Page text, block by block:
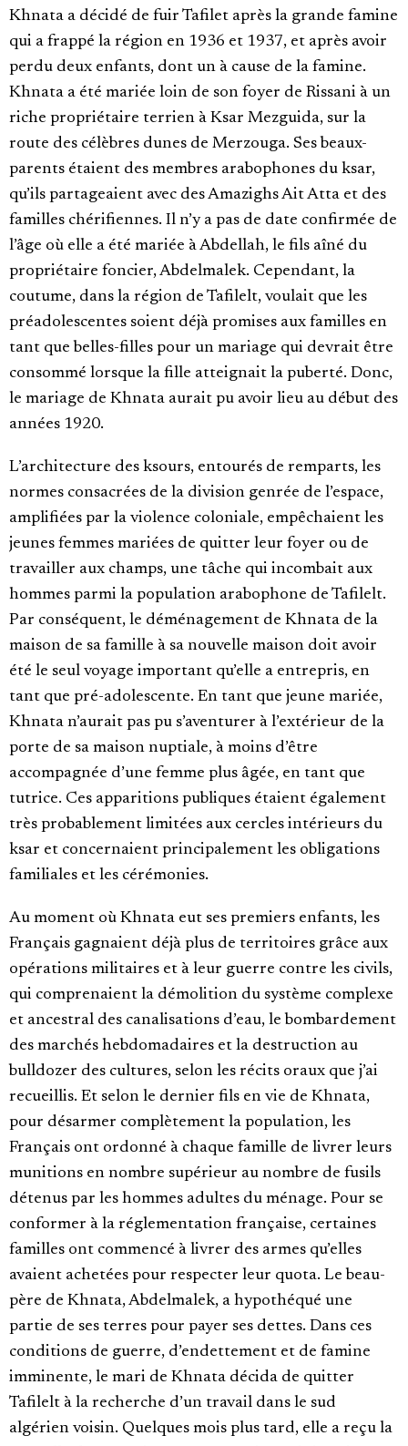
Khnata a décidé de fuir Tafilet après la grande famine
qui a frappé la région en 1936 et 1937, et après avoir
perdu deux enfants, dont un à cause de la famine.
Khnata a été mariée loin de son foyer de Rissani à un
riche propriétaire terrien à Ksar Mezguida, sur la
route des célèbres dunes de Merzouga. Ses beaux-
parents étaient des membres arabophones du ksar,
qu’ils partageaient avec des Amazighs Ait Atta et des
familles chérifiennes. Il n’y a pas de date confirmée de
l’âge où elle a été mariée à Abdellah, le fils aîné du
propriétaire foncier, Abdelmalek. Cependant, la
coutume, dans la région de Tafilelt, voulait que les
préadolescentes soient déjà promises aux familles en
tant que belles-filles pour un mariage qui devrait être
consommé lorsque la fille atteignait la puberté. Donc,
le mariage de Khnata aurait pu avoir lieu au début des
années 1920.
L’architecture des ksours, entourés de remparts, les
normes consacrées de la division genrée de l’espace,
amplifiées par la violence coloniale, empêchaient les
jeunes femmes mariées de quitter leur foyer ou de
travailler aux champs, une tâche qui incombait aux
hommes parmi la population arabophone de Tafilelt.
Par conséquent, le déménagement de Khnata de la
maison de sa famille à sa nouvelle maison doit avoir
été le seul voyage important qu’elle a entrepris, en
tant que pré-adolescente. En tant que jeune mariée,
Khnata n’aurait pas pu s’aventurer à l’extérieur de la
porte de sa maison nuptiale, à moins d’être
accompagnée d’une femme plus âgée, en tant que
tutrice. Ces apparitions publiques étaient également
très probablement limitées aux cercles intérieurs du
ksar et concernaient principalement les obligations
familiales et les cérémonies.
Au moment où Khnata eut ses premiers enfants, les
Français gagnaient déjà plus de territoires grâce aux
opérations militaires et à leur guerre contre les civils,
qui comprenaient la démolition du système complexe
et ancestral des canalisations d’eau, le bombardement
des marchés hebdomadaires et la destruction au
bulldozer des cultures, selon les récits oraux que j’ai
recueillis. Et selon le dernier fils en vie de Khnata,
pour désarmer complètement la population, les
Français ont ordonné à chaque famille de livrer leurs
munitions en nombre supérieur au nombre de fusils
détenus par les hommes adultes du ménage. Pour se
conformer à la réglementation française, certaines
familles ont commencé à livrer des armes qu’elles
avaient achetées pour respecter leur quota. Le beau-
père de Khnata, Abdelmalek, a hypothéqué une
partie de ses terres pour payer ses dettes. Dans ces
conditions de guerre, d’endettement et de famine
imminente, le mari de Khnata décida de quitter
Tafilelt à la recherche d’un travail dans le sud
algérien voisin. Quelques mois plus tard, elle a reçu la